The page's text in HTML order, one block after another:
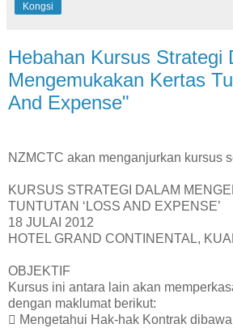
Kongsi
Hebahan Kursus Strategi
Mengemukakan Kertas
And Expense"
NZMCTC akan menganjurkan kursus
KURSUS STRATEGI DALAM
TUNTUTAN ‘LOSS AND EXPENSE’
18 JULAI 2012
HOTEL GRAND CONTINENTAL,
OBJEKTIF
Kursus ini antara lain akan
dengan maklumat berikut:
 Mengetahui Hak-hak Kontrak